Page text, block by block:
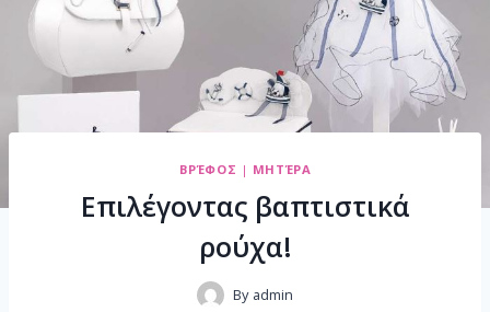
ΒΡΈΦΟΣ | ΜΗΤΈΡΑ
Επιλέγοντας βαπτιστικά
ρούχα!
By admin